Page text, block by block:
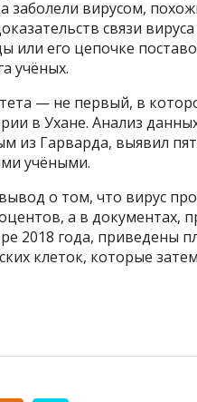
заболели вирусом,
связи
или его цепочке
учёных.
— не первый, в
в Ухане. Анализ
из Гарварда, выявил
учёными.
о том, что вирус
а в документах,
2018 года, приведены
клеток, которые